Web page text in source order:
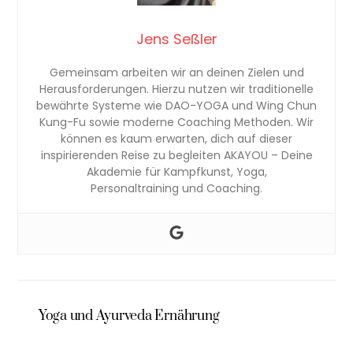
Jens Seßler
Gemeinsam arbeiten wir an deinen Zielen und
Herausforderungen. Hierzu nutzen wir traditionelle
bewährte Systeme wie DAO-YOGA und Wing Chun
Kung-Fu sowie moderne Coaching Methoden. Wir
können es kaum erwarten, dich auf dieser
inspirierenden Reise zu begleiten AKAYOU – Deine
Akademie für Kampfkunst, Yoga,
Personaltraining und Coaching.
Yoga und Ayurveda Ernährung